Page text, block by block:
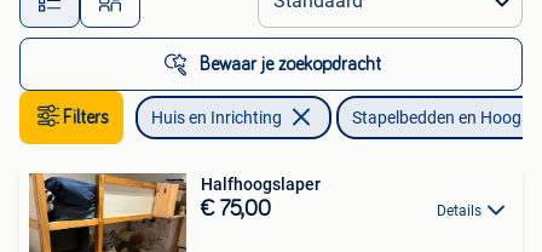
Bewaar je zoekopdracht
Filters Huis en Inrichting Stapelbedden en
Halfhoogslaper
€ 75,00 Details